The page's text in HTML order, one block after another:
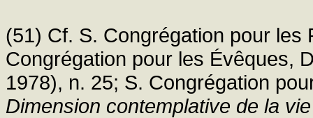
(51) Cf. S. Congrégation pour
Congrégation pour les Évêques,
1978), n. 25; S. Congrégation
Dimension contemplative de la